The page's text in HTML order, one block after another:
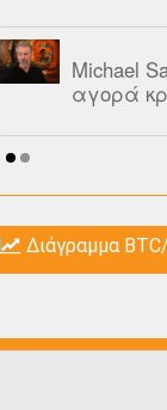
Michael
αγορά
Διάγραμμα